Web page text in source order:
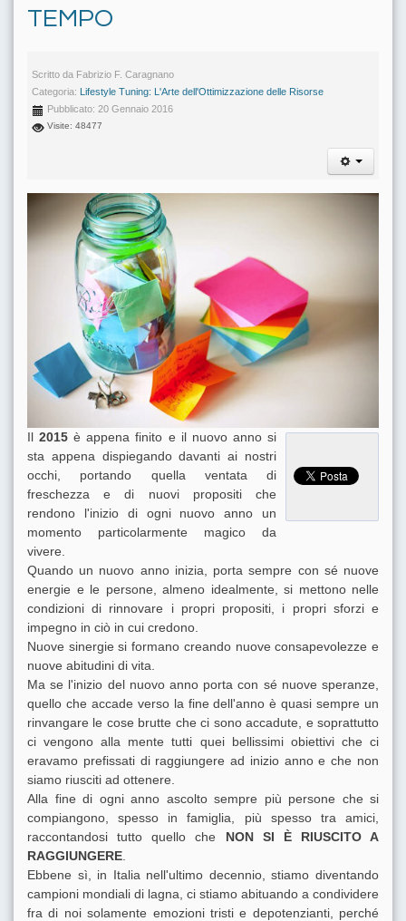
TEMPO
Scritto da Fabrizio F. Caragnano
Categoria: Lifestyle Tuning: L'Arte dell'Ottimizzazione delle Risorse
Pubblicato: 20 Gennaio 2016
Visite: 48477
Il2015 è appena finito e il nuovo anno si
sta appena dispiegando davanti ai nostri
occhi, portando quella ventata di
freschezza e di nuovi propositi che
rendono l'inizio di ogni nuovo anno un
momento particolarmente magico da
vivere.
Quando un nuovo anno inizia, porta sempre con sé nuove
energie e le persone, almeno idealmente, si mettono nelle
condizioni di rinnovare i propri propositi, i propri sforzi e
impegno in ciò in cui credono.
Nuove sinergie si formano creando nuove consapevolezze e
nuove abitudini di vita.
Ma se l'inizio del nuovo anno porta con sé nuove speranze,
quello che accade verso la fine dell'anno è quasi sempre un
rinvangare le cose brutte che ci sono accadute, e soprattutto
ci vengono alla mente tutti quei bellissimi obiettivi che ci
eravamo prefissati di raggiungere ad inizio anno e che non
siamo riusciti ad ottenere.
Alla fine di ogni anno ascolto sempre più persone che si
compiangono, spesso in famiglia, più spesso tra amici,
raccontandosi tutto quello che NON SI È RIUSCITO A
RAGGIUNGERE
Ebbene sì, in Italia nell'ultimo decennio, stiamo diventando
campioni mondiali di lagna, ci stiamo abituando a condividere
fra di noi solamente emozioni tristi e depotenzianti, perché